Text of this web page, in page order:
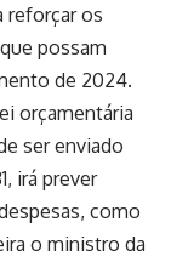
reforçar os
possam
de 2024.
orçamentária
ser enviado
irá prever
como
o ministro da